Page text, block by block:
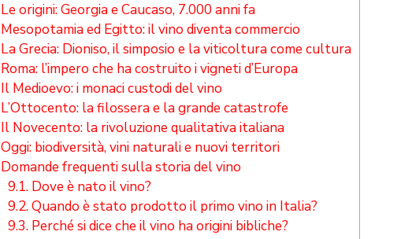
Le origini: Georgia e Caucaso, 7.000 anni fa
Mesopotamia ed Egitto: il vino diventa commercio
La Grecia: Dioniso, il simposio e la viticoltura come cultura
Roma: l’impero che ha costruito i vigneti d’Europa
Il Medioevo: i monaci custodi del vino
L’Ottocento: la filossera e la grande catastrofe
Il Novecento: la rivoluzione qualitativa italiana
Oggi: biodiversità, vini naturali e nuovi territori
Domande frequenti sulla storia del vino
9.1.Dove è nato il vino?
9.2.Quando è stato prodotto il primo vino in Italia?
9.3.Perché si dice che il vino ha origini bibliche?